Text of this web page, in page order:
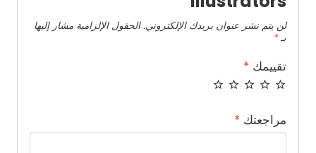
لن يتم نشر عنوان بريدك الإلكتروني. الحقول الإلزامية مشار إليها
بـ*
تقييمك *
مراجعتك *